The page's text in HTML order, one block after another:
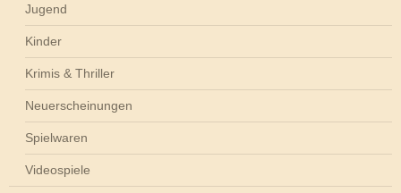
Jugend
Kinder
Krimis & Thriller
Neuerscheinungen
Spielwaren
Videospiele